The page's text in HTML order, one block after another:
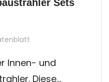
Sets
Innen- und
Diese